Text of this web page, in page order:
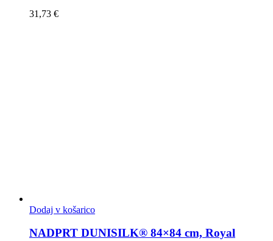
31,73 €
Dodaj v košarico
NADPRT DUNISILK® 84×84 cm, Royal